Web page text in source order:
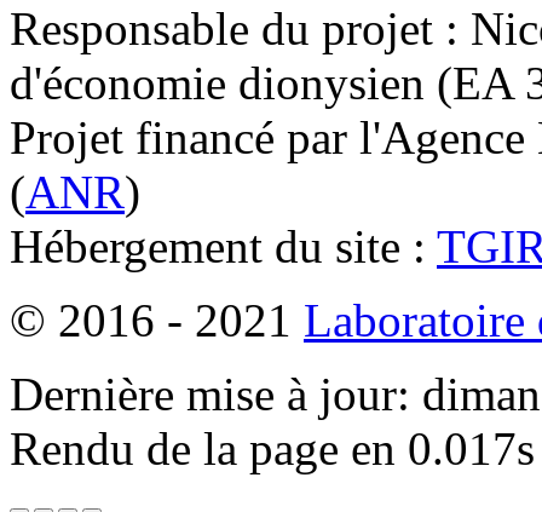
Responsable du projet :
d'économie dionysien
Projet financé par l'Agence
(ANR)
Hébergement du site :
© 2016 - 2021 Laboratoire
Dernière mise à jour:
Rendu de la page en 0.017s